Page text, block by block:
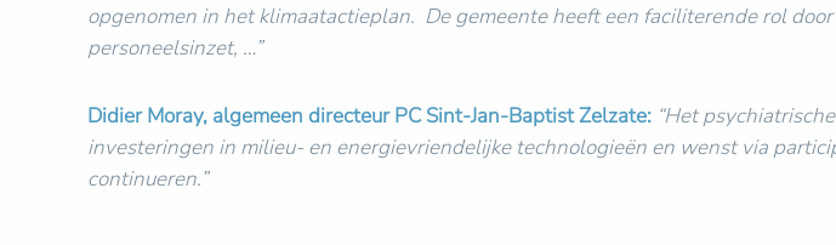
opgenomen in het klimaatactieplan. De gemeente heeft een faciliterende rol
personeelsinzet, …”
Didier Moray, algemeen directeur PC Sint-Jan-Baptist Zelzate: “Het
investeringen in milieu- en energievriendelijke technologieën en wenst via
continueren.”